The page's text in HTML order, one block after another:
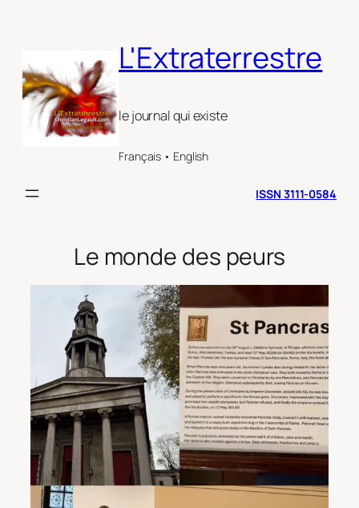
L'Extraterrestre
le journal qui existe
Français • English
ISSN 3111-0584
Le monde des peurs